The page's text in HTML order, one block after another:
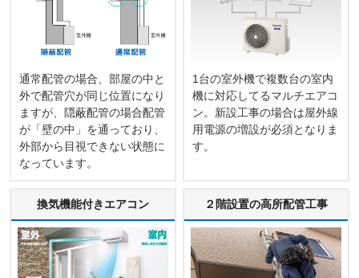
通常配管の場合、部屋の中と
外で配管穴が同じ位置になり
ますが、隠蔽配管の場合配管
が「壁の中」を通っており、
外部から目視できない状態に
なっています。
1台の室外機で複数台の室内
機に対応してるマルチエアコ
ン。新設工事の場合は屋外線
用電源の増設が必須となりま
す。
換気機能付きエアコン ２階設置の高所配管工事